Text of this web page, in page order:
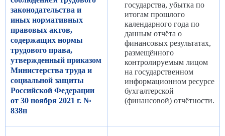
законодательства и
иных нормативных
правовых актов,
содержащих нормы
трудового права,
утвержденный приказом
Министерства труда и
социальной защиты
Российской Федерации
от 30 ноября 2021 г. №
838н
государства, убытка по
итогам прошлого
календарного года по
данным отчёта о
финансовых результатах,
размещённого
контролируемым лицом
на государственном
информационном ресурсе
бухгалтерской
(финансовой) отчётности.